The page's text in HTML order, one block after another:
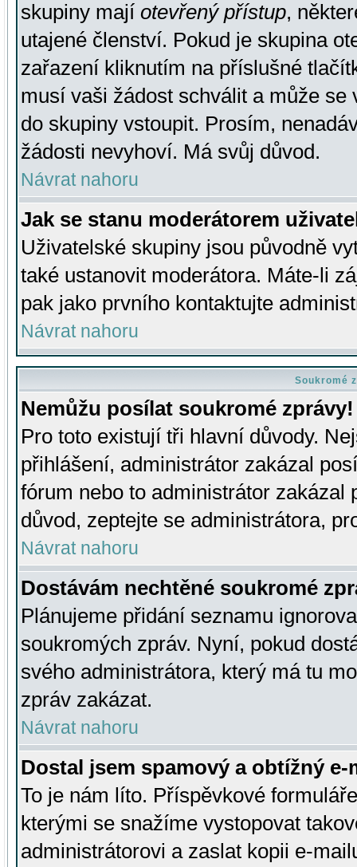
skupiny mají otevřený přístup,
utajené členství. Pokud je skupina
zařazení kliknutím na příslušné
musí vaši žádost schválit a může se
do skupiny vstoupit. Prosím,
žádosti nevyhoví. Má svůj důvod.
Návrat nahoru
Jak se stanu moderátorem
Uživatelské skupiny jsou původně
také ustanovit moderátora. Máte-li
pak jako prvního kontaktujte
Návrat nahoru
Soukromé
Nemůžu posílat soukromé zprávy!
Pro toto existují tři hlavní důvody.
přihlášení, administrátor zakázal
fórum nebo to administrátor zakázal
důvod, zeptejte se administrátora,
Návrat nahoru
Dostávám nechtěné soukromé
Plánujeme přidání seznamu
soukromých zpráv. Nyní, pokud
svého administrátora, který má tu
zpráv zakázat.
Návrat nahoru
Dostal jsem spamový a obtížný
To je nám líto. Příspěvkové
kterými se snažíme vystopovat
administrátorovi a zaslat kopii e-